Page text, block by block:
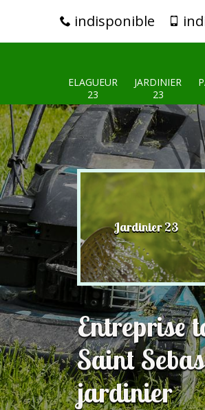
indisponible
ELAGUEUR
23
JARDINIER
23
23 Jardinier 23
Entreprise
Saint
jardinier